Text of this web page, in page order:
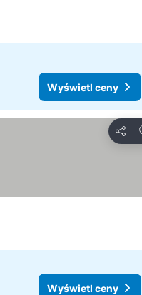
Wyświetl ceny
Wyświetl ceny